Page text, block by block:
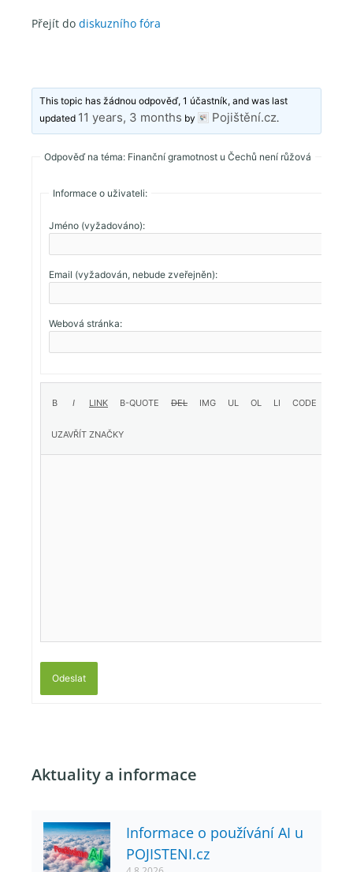
Přejít do diskuzního fóra
This topic has žádnou odpověď, 1 účastník, and was last
updated 11 years, 3 months by Pojištění.cz.
Odpověď na téma: Finanční gramotnost u Čechů není růžová
Informace o uživateli:
Jméno (vyžadováno):
Email (vyžadován, nebude zveřejněn):
Webová stránka:
Odeslat
Aktuality a informace
Informace o používání AI u
POJISTENI.cz